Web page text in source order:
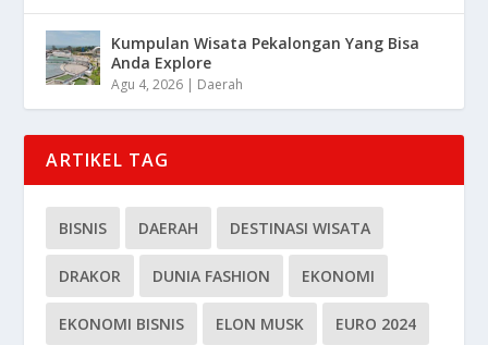
Kumpulan Wisata Pekalongan Yang Bisa
Anda Explore
Agu 4, 2026 | Daerah
ARTIKEL TAG
BISNIS DAERAH DESTINASI WISATA
DRAKOR DUNIA FASHION EKONOMI
EKONOMI BISNIS ELON MUSK EURO 2024